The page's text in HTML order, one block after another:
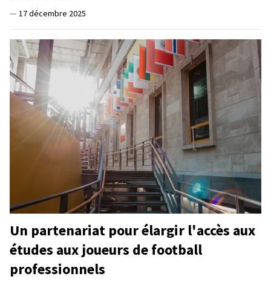
— 17 décembre 2025
Un partenariat pour élargir l'accès aux
études aux joueurs de football
professionnels